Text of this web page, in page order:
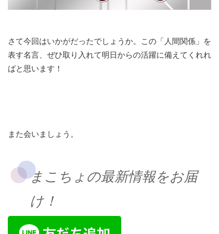
さて今回はいかがだったでしょうか。この「人間関係」を
表す名言、ぜひ取り入れて明日からの活躍に備えてくれれ
ばと思います！
また会いましょう。
まこちょの最新情報をお届
け！